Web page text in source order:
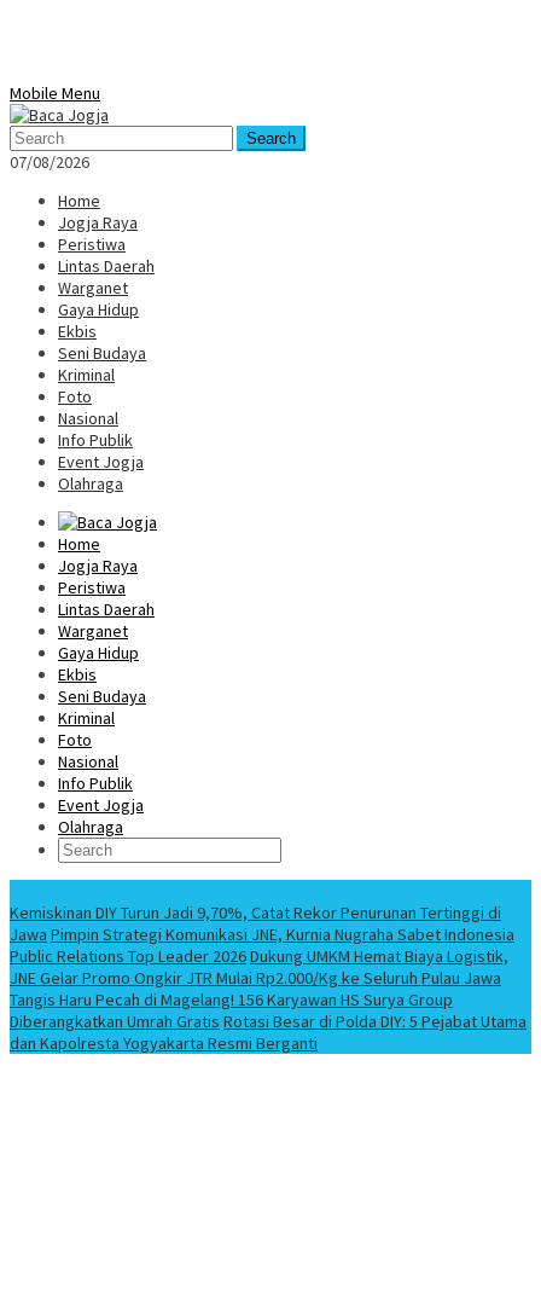
Mobile Menu
Search
07/08/2026
Home
Jogja Raya
Peristiwa
Lintas Daerah
Warganet
Gaya Hidup
Ekbis
Seni Budaya
Kriminal
Foto
Nasional
Info Publik
Event Jogja
Olahraga
Home
Jogja Raya
Peristiwa
Lintas Daerah
Warganet
Gaya Hidup
Ekbis
Seni Budaya
Kriminal
Foto
Nasional
Info Publik
Event Jogja
Olahraga
Kemiskinan DIY Turun Jadi 9,70%, Catat Rekor Penurunan Tertinggi di
Jawa Pimpin Strategi Komunikasi JNE, Kurnia Nugraha Sabet Indonesia
Public Relations Top Leader 2026Dukung UMKM Hemat Biaya Logistik,
JNE Gelar Promo Ongkir JTR Mulai Rp2.000/Kg ke Seluruh Pulau Jawa
Tangis Haru Pecah di Magelang! 156 Karyawan HS Surya Group
Diberangkatkan Umrah Gratis Rotasi Besar di Polda DIY: 5 Pejabat Utama
dan Kapolresta Yogyakarta Resmi Berganti